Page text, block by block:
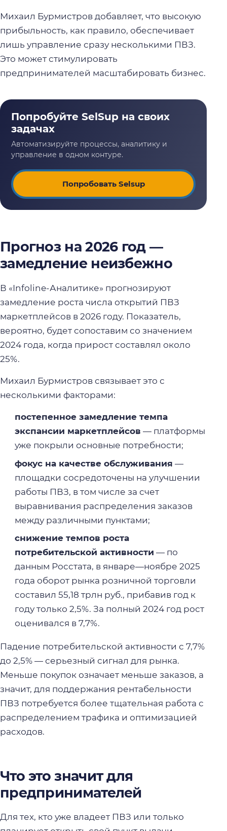
Михаил Бурмистров добавляет, что высокую
прибыльность, как правило, обеспечивает
лишь управление сразу несколькими ПВЗ.
Это может стимулировать
предпринимателей масштабировать бизнес.
Попробовать Selsup
Прогноз на 2026 год —
замедление неизбежно
В «Infoline-Аналитике» прогнозируют
замедление роста числа открытий ПВЗ
маркетплейсов в 2026 году. Показатель,
вероятно, будет сопоставим со значением
2024 года, когда прирост составлял около
25%.
Михаил Бурмистров связывает это с
несколькими факторами:
постепенное замедление темпа
экспансии маркетплейсов — платформы
уже покрыли основные потребности;
фокус на качестве обслуживания —
площадки сосредоточены на улучшении
работы ПВЗ, в том числе за счет
выравнивания распределения заказов
между различными пунктами;
снижение темпов роста
потребительской активности — по
данным Росстата, в январе—ноябре 2025
года оборот рынка розничной торговли
составил 55,18 трлн руб., прибавив год к
году только 2,5%. За полный 2024 год рост
оценивался в 7,7%.
Падение потребительской активности с 7,7%
до 2,5% — серьезный сигнал для рынка.
Меньше покупок означает меньше заказов, а
значит, для поддержания рентабельности
ПВЗ потребуется более тщательная работа с
распределением трафика и оптимизацией
расходов.
Что это значит для
предпринимателей
Для тех, кто уже владеет ПВЗ или только